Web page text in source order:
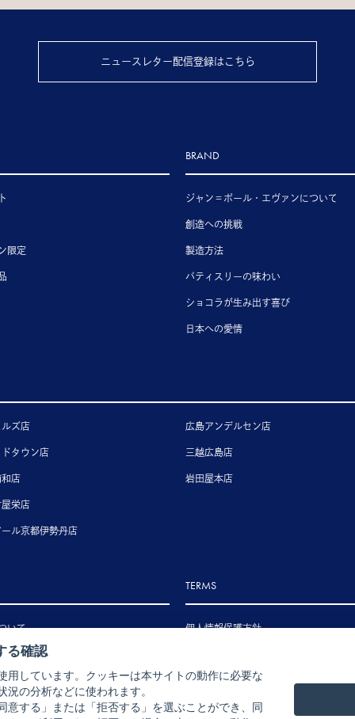
ニュースレター配信登録はこちら
限定
BRAND
ジャン＝ポール・エヴァンについて
創造への挑戦
製造方法
パティスリーの味わい
ショコラが生み出す喜び
日本への愛情
ズ店
タウン店
店
栄店
ル京都伊勢丹店
広島アンデルセン店
三越広島店
岩田屋本店
いて
て
て
・返品・交換について
TERMS
個人情報保護方針
る確認
用しています。クッキーは本サイトの動作に必要な
況の分析などに使われます。
意する」または「拒否する」を選ぶことができ、同